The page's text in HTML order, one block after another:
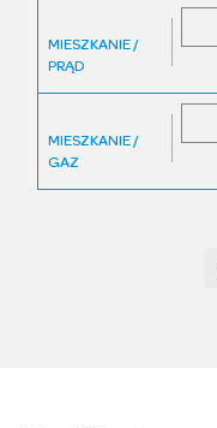
MIESZKANIE /
PRĄD
MIESZKANIE /
GAZ